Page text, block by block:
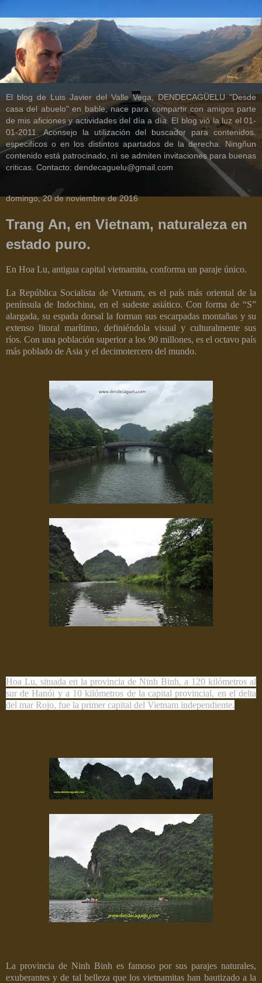
El blog de Luis Javier del Valle Vega, DENDECAGÜELU "Desde
casa del abuelo" en bable, nace para compartir con amigos parte
de mis aficiones y actividades del día a día. El blog vió la luz el 01-
01-2011. Aconsejo la utilización del buscador para contenidos.
especifícos o en los distintos apartados de la derecha. Ningñun
contenido está patrocinado, ni se admiten invitaciones para buenas
criticas. Contacto: dendecaguelu@gmail.com
domingo, 20 de noviembre de 2016
Trang An, en Vietnam, naturaleza en
estado puro.
En Hoa Lu, antigua capital vietnamita, conforma un paraje único.
La República Socialista de Vietnam, es el país más oriental de la
península de Indochina, en el sudeste asiático. Con forma de “S”
alargada, su espada dorsal la forman sus escarpadas montañas y su
extenso litoral marítimo, definiéndola visual y culturalmente sus
ríos. Con una población superior a los 90 millones, es el octavo país
más poblado de Asia y el decimotercero del mundo.
Hoa Lu, situada en la provincia de Ninh Binh, a 120 kilómetros al
sur de Hanói y a 10 kilómetros de la capital provincial, en el delta
del mar Rojo, fue la primer capital del Vietnam independiente.
La provincia de Ninh Binh es famoso por sus parajes naturales,
exuberantes y de tal belleza que los vietnamitas han bautizado a la